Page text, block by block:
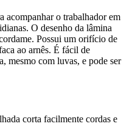
acompanhar o trabalhador em
O desenho da lâmina
Possui um orifício de
ao arnês. É fácil de
mesmo com luvas, e pode ser
corta facilmente cordas e